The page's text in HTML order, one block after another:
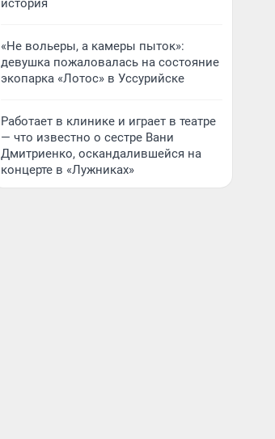
история
«Не вольеры, а камеры пыток»:
девушка пожаловалась на состояние
экопарка «Лотос» в Уссурийске
Работает в клинике и играет в театре
— что известно о сестре Вани
Дмитриенко, оскандалившейся на
концерте в «Лужниках»